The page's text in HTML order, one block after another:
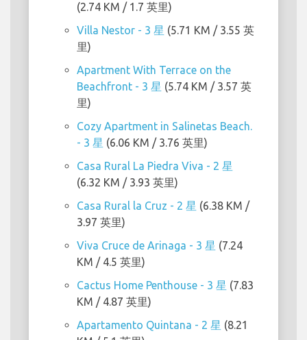
(2.74 KM / 1.7 英里)
Villa Nestor - 3 星 (5.71 KM / 3.55 英
里)
Apartment With Terrace on the
Beachfront - 3 星 (5.74 KM / 3.57 英
里)
Cozy Apartment in Salinetas Beach.
- 3 星 (6.06 KM / 3.76 英里)
Casa Rural La Piedra Viva - 2 星
(6.32 KM / 3.93 英里)
Casa Rural la Cruz - 2 星 (6.38 KM /
3.97 英里)
Viva Cruce de Arinaga - 3 星 (7.24
KM / 4.5 英里)
Cactus Home Penthouse - 3 星 (7.83
KM / 4.87 英里)
Apartamento Quintana - 2 星 (8.21